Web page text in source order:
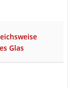
Glas